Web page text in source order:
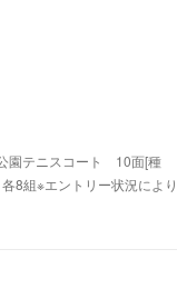
園テニスコート 10面[種
8組※エントリー状況に